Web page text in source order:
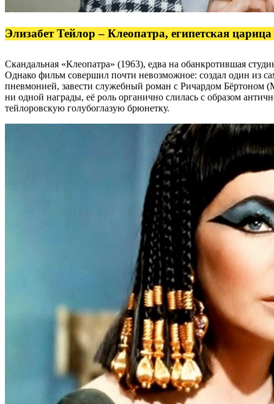
Элизабет Тейлор – Клеопатра, египетская царица
Скандальная «Клеопатра» (1963), едва на обанкротившая
Однако фильм совершил почти невозможное: создал один из
пневмонией, завести служебный роман с Ричардом Бёртоном
ни одной награды, её роль органично слилась с образом
тейлоровскую голубоглазую брюнетку.